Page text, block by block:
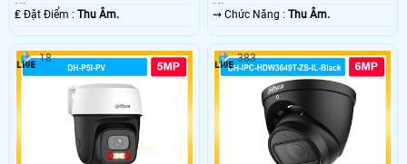
Nhựa.
️₤ Đặt Điểm : Thu Âm.
Nhựa.
️⇝ Chức Năng :Thu Âm.
18 383